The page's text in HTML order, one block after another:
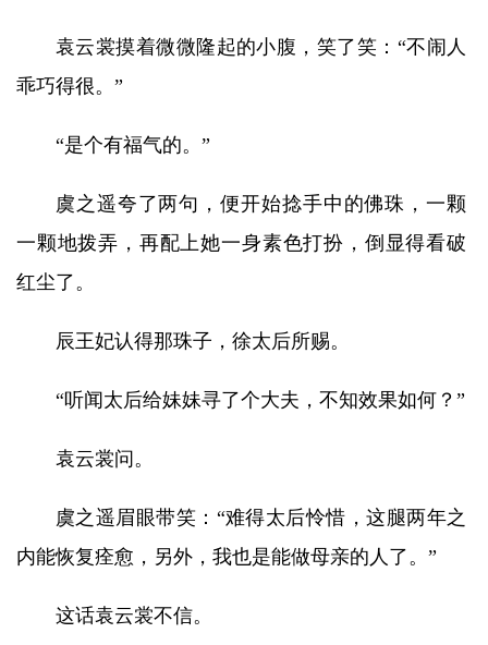
袁云裳摸着微微隆起的小腹，笑了笑：“不闹人
乖巧得很。”
“是个有福气的。”
虞之遥夸了两句，便开始捻手中的佛珠，一颗
一颗地拨弄，再配上她一身素色打扮，倒显得看破
红尘了。
辰王妃认得那珠子，徐太后所赐。
“听闻太后给妹妹寻了个大夫，不知效果如何？”
袁云裳问。
虞之遥眉眼带笑：“难得太后怜惜，这腿两年之
内能恢复痊愈，另外，我也是能做母亲的人了。”
这话袁云裳不信。